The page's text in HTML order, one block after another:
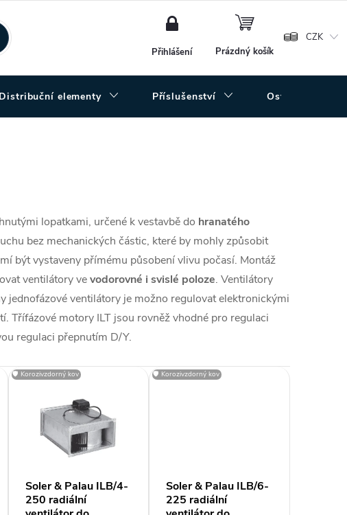
CZK
Přihlášení
NÁKUPNÍ
Prázdný košík
Distribuční elementy Příslušenství Ostatní
lopatkami, určené k vestavbě do hranatého
bez mechanických částic, které by mohly způsobit
být vystaveny přímému působení vlivu počasí. Montáž
ventilátory vevodorovné i svislé poloze. Ventilátory
jednofázové ventilátory je možno regulovat elektronickými
Třífázové motory ILT jsou rovněž vhodné pro regulaci
regulaci přepnutím D/Y.
🛡️ Korozivzdorný kov
Soler & Palau ILB/4-
250 radiální
🛡️ Korozivzdorný kov
Soler & Palau ILB/6-
225 radiální